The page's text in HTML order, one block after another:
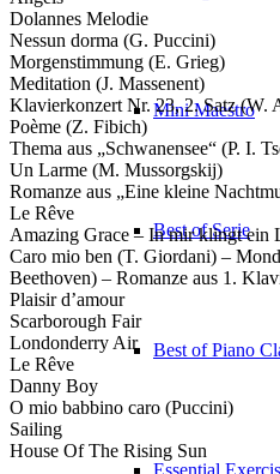
Mini Maestro
Best of Serie
Best of Piano
Essential
Dolannes Melodie
Nessun dorma (G. Puccini)
Morgenstimmung (E. Grieg)
Meditation (J. Massenent)
Klavierkonzert Nr. 23, 2. Satz (W.
Poème (Z. Fibich)
Thema aus „Schwanensee“ (P. I.
Un Larme (M. Mussorgskij)
Romanze aus „Eine kleine
Le Rêve
Amazing Grace – In mir klingt ein
Caro mio ben (T. Giordani) –
Beethoven) – Romanze aus 1.
Plaisir d’amour
Scarborough Fair
Londonderry Air
Le Rêve
Danny Boy
O mio babbino caro (Puccini)
Sailing
House Of The Rising Sun